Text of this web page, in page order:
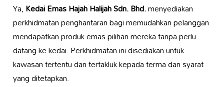
Ya,Kedai Emas Hajah Halijah Sdn. Bhd.menyediakan
perkhidmatan penghantaran bagi memudahkan pelanggan
mendapatkan produk emas pilihan mereka tanpa perlu
datang ke kedai. Perkhidmatan ini disediakan untuk
kawasan tertentu dan tertakluk kepada terma dan syarat
yang ditetapkan.